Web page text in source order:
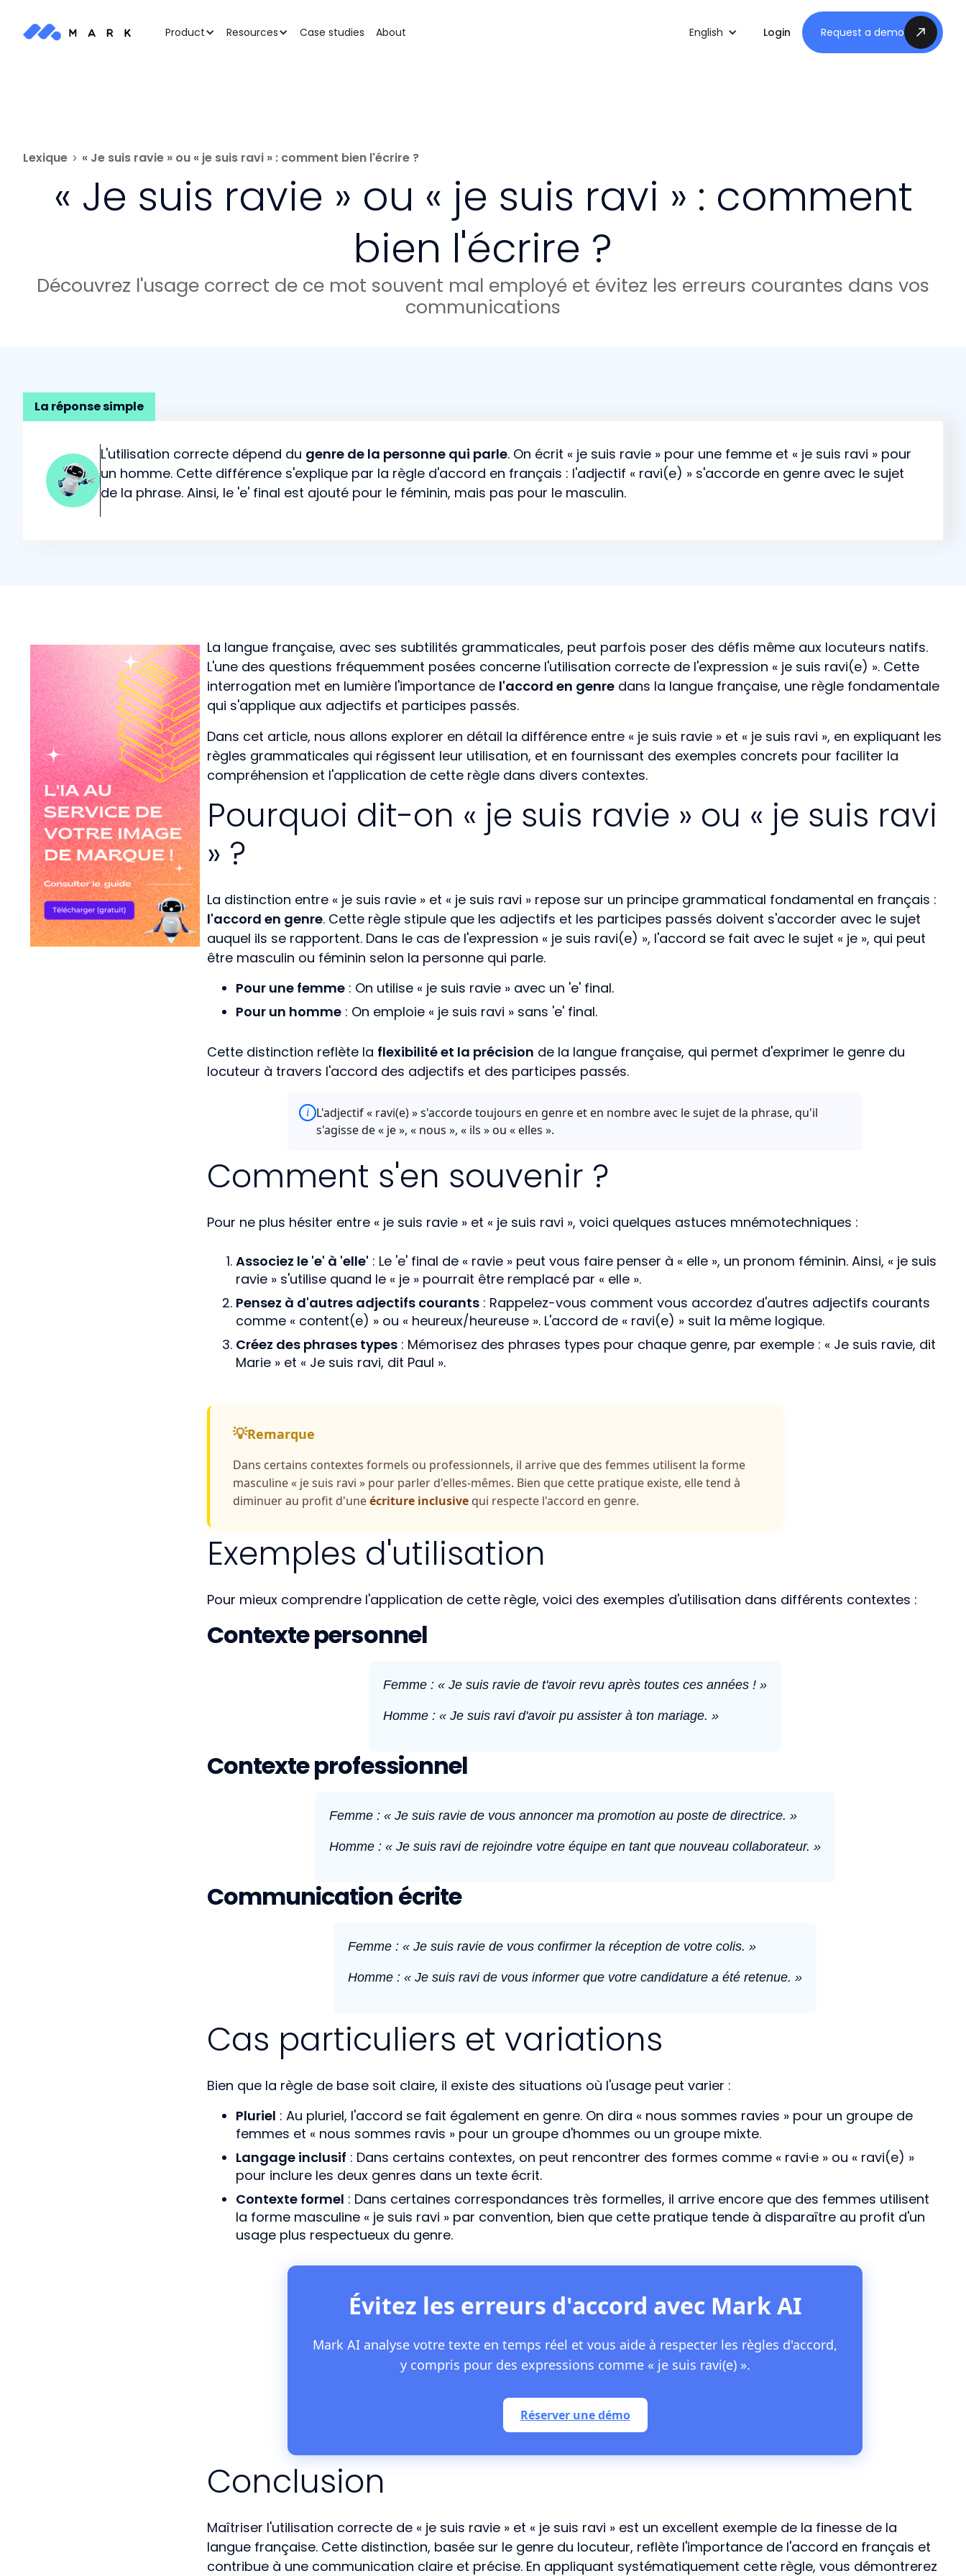
Product Resources Case studies About English Login Request a demo
Lexique « Je suis ravie » ou « je suis ravi » : comment bien l'écrire ?
« Je suis ravie » ou « je suis ravi » : comment
bien l'écrire ?
Découvrez l'usage correct de ce mot souvent mal employé et évitez les erreurs courantes dans vos
communications
La réponse simple
L'utilisation correcte dépend du genre de la personne qui parle. On écrit « je suis ravie » pour une femme et « je suis ravi » pour
un homme. Cette différence s'explique par la règle d'accord en français : l'adjectif « ravi(e) » s'accorde en genre avec le sujet
de la phrase. Ainsi, le 'e' final est ajouté pour le féminin, mais pas pour le masculin.
La langue française, avec ses subtilités grammaticales, peut parfois poser des défis même aux locuteurs natifs.
L'une des questions fréquemment posées concerne l'utilisation correcte de l'expression « je suis ravi(e) ». Cette
interrogation met en lumière l'importance de l'accord en genre dans la langue française, une règle fondamentale
qui s'applique aux adjectifs et participes passés.
Dans cet article, nous allons explorer en détail la différence entre « je suis ravie » et « je suis ravi », en expliquant les
règles grammaticales qui régissent leur utilisation, et en fournissant des exemples concrets pour faciliter la
compréhension et l'application de cette règle dans divers contextes.
Pourquoi dit-on « je suis ravie » ou « je suis ravi
» ?
La distinction entre « je suis ravie » et « je suis ravi » repose sur un principe grammatical fondamental en français :
l'accord en genre. Cette règle stipule que les adjectifs et les participes passés doivent s'accorder avec le sujet
auquel ils se rapportent. Dans le cas de l'expression « je suis ravi(e) », l'accord se fait avec le sujet « je », qui peut
être masculin ou féminin selon la personne qui parle.
Pour une femme : On utilise « je suis ravie » avec un 'e' final.
Pour un homme : On emploie « je suis ravi » sans 'e' final.
Cette distinction reflète la flexibilité et la précision de la langue française, qui permet d'exprimer le genre du
locuteur à travers l'accord des adjectifs et des participes passés.
i
L'adjectif « ravi(e) » s'accorde toujours en genre et en nombre avec le sujet de la phrase, qu'il
s'agisse de « je », « nous », « ils » ou « elles ».
Comment s'en souvenir ?
Pour ne plus hésiter entre « je suis ravie » et « je suis ravi », voici quelques astuces mnémotechniques :
Associez le 'e' à 'elle' : Le 'e' final de « ravie » peut vous faire penser à « elle », un pronom féminin. Ainsi, « je suis
ravie » s'utilise quand le « je » pourrait être remplacé par « elle ».
Pensez à d'autres adjectifs courants : Rappelez-vous comment vous accordez d'autres adjectifs courants
comme « content(e) » ou « heureux/heureuse ». L'accord de « ravi(e) » suit la même logique.
Créez des phrases types : Mémorisez des phrases types pour chaque genre, par exemple : « Je suis ravie, dit
Marie » et « Je suis ravi, dit Paul ».
Remarque
Dans certains contextes formels ou professionnels, il arrive que des femmes utilisent la forme
masculine « je suis ravi » pour parler d'elles-mêmes. Bien que cette pratique existe, elle tend à
diminuer au profit d'uneécriture inclusive qui respecte l'accord en genre.
Exemples d'utilisation
Pour mieux comprendre l'application de cette règle, voici des exemples d'utilisation dans différents contextes :
Contexte personnel
Femme : « Je suis ravie de t'avoir revu après toutes ces années ! »
Homme : « Je suis ravi d'avoir pu assister à ton mariage. »
Contexte professionnel
Femme : « Je suis ravie de vous annoncer ma promotion au poste de directrice. »
Homme : « Je suis ravi de rejoindre votre équipe en tant que nouveau collaborateur. »
Communication écrite
Femme : « Je suis ravie de vous confirmer la réception de votre colis. »
Homme : « Je suis ravi de vous informer que votre candidature a été retenue. »
Cas particuliers et variations
Bien que la règle de base soit claire, il existe des situations où l'usage peut varier :
Pluriel : Au pluriel, l'accord se fait également en genre. On dira « nous sommes ravies » pour un groupe de
femmes et « nous sommes ravis » pour un groupe d'hommes ou un groupe mixte.
Langage inclusif : Dans certains contextes, on peut rencontrer des formes comme « ravi·e » ou « ravi(e) »
pour inclure les deux genres dans un texte écrit.
Contexte formel : Dans certaines correspondances très formelles, il arrive encore que des femmes utilisent
la forme masculine « je suis ravi » par convention, bien que cette pratique tende à disparaître au profit d'un
usage plus respectueux du genre.
Évitez les erreurs d'accord avec Mark AI
Mark AI analyse votre texte en temps réel et vous aide à respecter les règles d'accord,
y compris pour des expressions comme « je suis ravi(e) ».
Réserver une démo
Conclusion
Maîtriser l'utilisation correcte de « je suis ravie » et « je suis ravi » est un excellent exemple de la finesse de la
langue française. Cette distinction, basée sur le genre du locuteur, reflète l'importance de l'accord en français et
contribue à une communication claire et précise. En appliquant systématiquement cette règle, vous démontrerez